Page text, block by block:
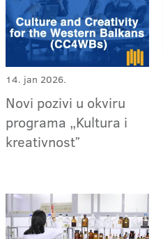
14. jan 2026.
Novi pozivi u okviru
programa „Kultura i
kreativnostˮ